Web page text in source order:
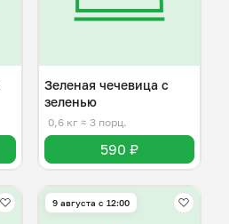
Зеленая чечевица с
зеленью
0,6 кг ≈ 3 порц.
590 ₽
9 августа с 12:00